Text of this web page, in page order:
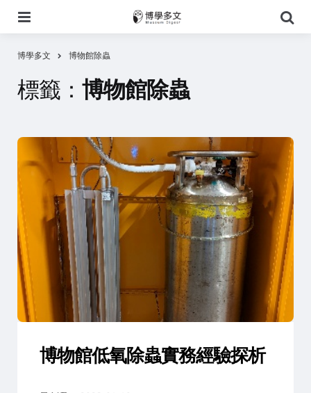
尋
博學多文 博物館除蟲
標籤： 博物館除蟲
博物館低氧除蟲實務經驗探析